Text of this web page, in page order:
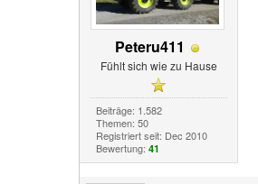
Peteru411
Fühlt sich wie zu Hause
Beiträge: 1.582
Themen: 50
Registriert seit: Dec 2010
Bewertung: 41